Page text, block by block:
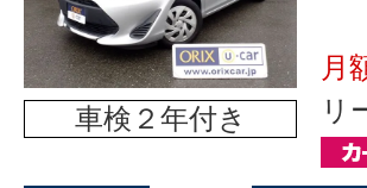
車検２年付き
月
リ